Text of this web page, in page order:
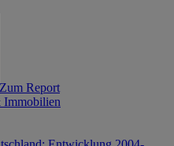
Zum Report
Immobilien